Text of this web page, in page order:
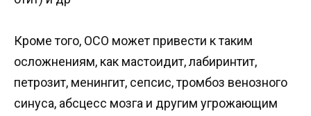
Кроме того, ОСО может привести к таким
осложнениям, как мастоидит, лабиринтит,
петрозит, менингит, сепсис, тромбоз венозного
синуса, абсцесс мозга и другим угрожающим